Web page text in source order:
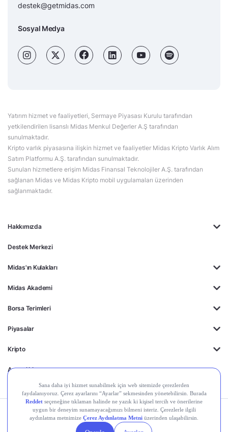
Hakkımızda
Destek Merkezi
Midas'ın Kulakları
Midas Akademi
Borsa Terimleri
Piyasalar
Kripto
Ayrıcalıklar
destek@getmidas.com
Sosyal Medya
Yatırım hizmet ve faaliyetleri, Sermaye Piyasası Kurulu tarafından
yetkilendirilen lisanslı Midas Menkul Değerler A.Ş tarafından
sunulmaktadır.
Kripto varlık piyasasına ilişkin hizmet ve faaliyetler Midas Kripto Varlık Alım
Satım Platformu A.Ş. tarafından sunulmaktadır.
Sunulan hizmetlere erişim Midas Finansal Teknolojiler A.Ş. tarafından
sağlanan Midas ve Midas Kripto mobil uygulamaları üzerinden
sağlanmaktadır.
Kişisel Verilerin
Gizlilik
Politikası
Yasal
Duyurular
Çerez